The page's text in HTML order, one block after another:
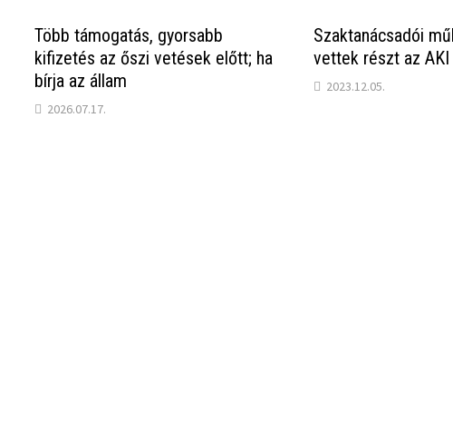
Több támogatás, gyorsabb
kifizetés az őszi vetések előtt; ha
bírja az állam
2026.07.17.
Szaktanácsadói
vettek részt az AKI
2023.12.05.